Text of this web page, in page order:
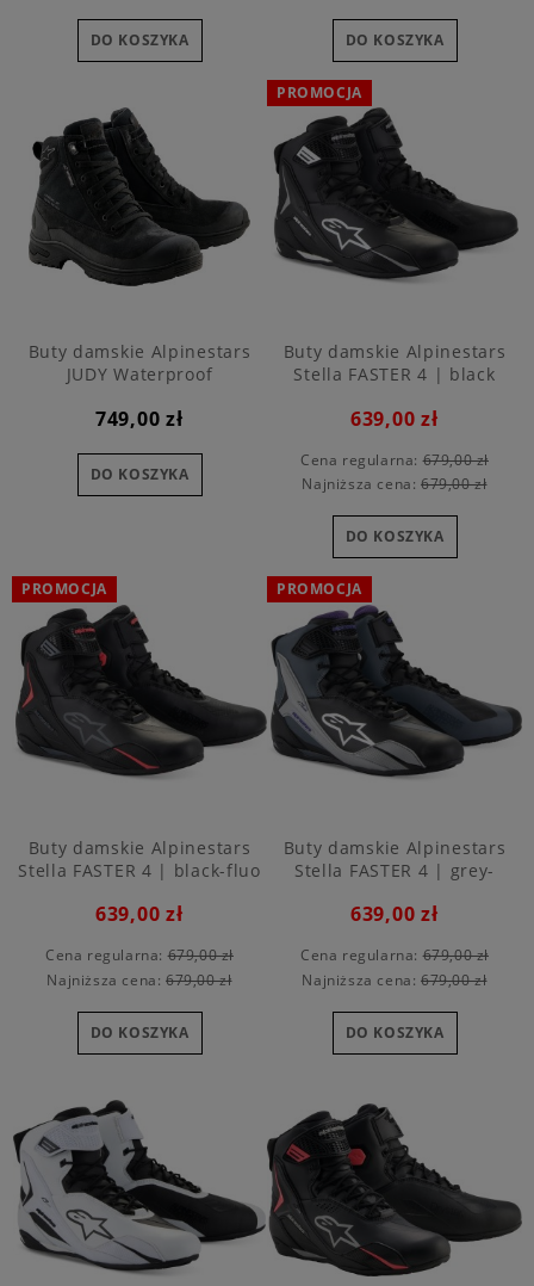
DO KOSZYKA DO KOSZYKA
Buty damskie Alpinestars
JUDY Waterproof
749,00 zł
DO KOSZYKA
Buty damskie Alpinestars
Stella FASTER 4 | black
639,00 zł
Cena regularna:679,00 zł
Najniższa cena:679,00 zł
DO KOSZYKA
PROMOCJA
Buty damskie Alpinestars
Stella FASTER 4 | black-fluo
639,00 zł
Cena regularna:679,00 zł
Najniższa cena:679,00 zł
DO KOSZYKA
PROMOCJA
Buty damskie Alpinestars
Stella FASTER 4 | grey-
639,00 zł
Cena regularna:679,00 zł
Najniższa cena:679,00 zł
DO KOSZYKA
PROMOCJA